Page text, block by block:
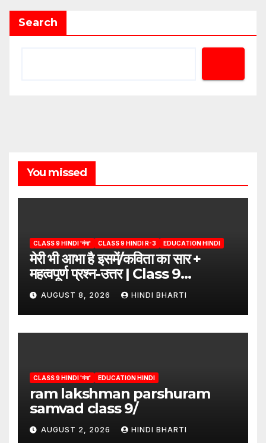
Search
You missed
CLASS 9 HINDI 'गंगा' CLASS 9 HINDI R-3 EDUCATION HINDI
मेरी भी आभा है इसमें/कविता का सार +
महत्वपूर्ण प्रश्न-उत्तर | Class 9
Hindi”/meri bhi abha hai isme
question answers
AUGUST 8, 2026 HINDI BHARTI
CLASS 9 HINDI 'गंगा' EDUCATION HINDI
ram lakshman parshuram
samvad class 9/
AUGUST 2, 2026 HINDI BHARTI